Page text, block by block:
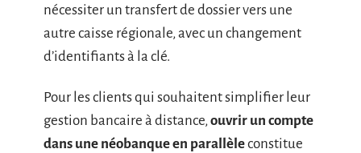
nécessiter un transfert de dossier vers une
autre caisse régionale, avec un changement
d’identifiants à la clé.
Pour les clients qui souhaitent simplifier leur
gestion bancaire à distance,ouvrir un compte
dans une néobanque en parallèleconstitue